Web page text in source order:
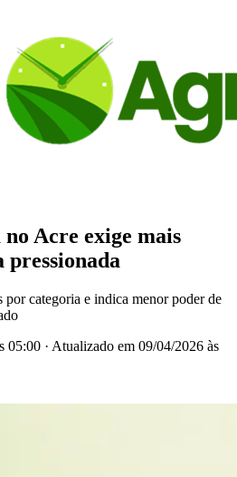
Acre exige mais
pressionada
por categoria e indica menor poder de
05:00 · Atualizado em 09/04/2026 às